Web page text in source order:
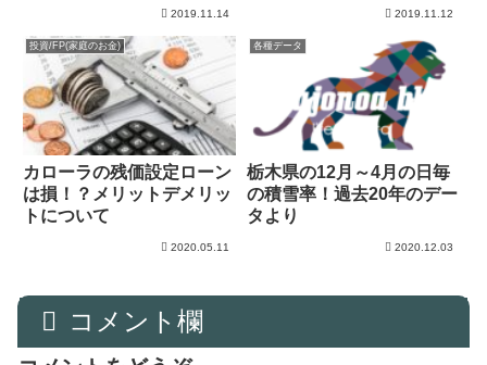
2019.11.14 2019.11.12
投資/FP(家庭のお金)
カローラの残価設定ローン
は損！？メリットデメリッ
トについて
2020.05.11
各種データ
栃木県の12月～4月の日毎
の積雪率！過去20年のデー
タより
2020.12.03
コメント欄